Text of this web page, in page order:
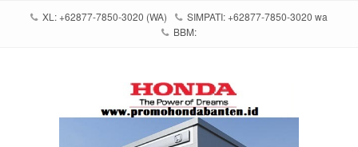
XL: +62877-7850-3020 (WA)
SIMPATI: +62877-7850-3020 wa
BBM: